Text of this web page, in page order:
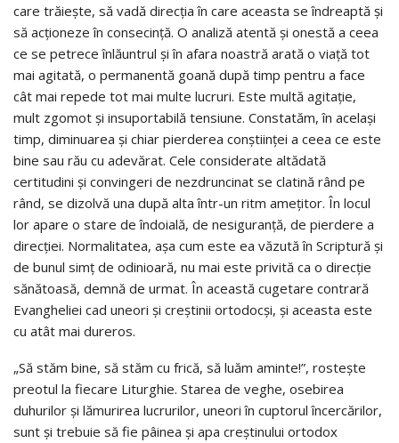
care trăieşte, să vadă direcţia în care aceasta se îndreaptă şi
să acţioneze în consecinţă. O analiză atentă şi onestă a ceea
ce se petrece înlăuntrul şi în afara noastră arată o viaţă tot
mai agitată, o permanentă goană după timp pentru a face
cât mai repede tot mai multe lucruri. Este multă agitaţie,
mult zgomot şi insuportabilă tensiune. Constatăm, în acelaşi
timp, diminuarea şi chiar pierderea conştiinţei a ceea ce este
bine sau rău cu adevărat. Cele considerate altădată
certitudini şi convingeri de nezdruncinat se clatină rând pe
rând, se dizolvă una după alta într-un ritm ameţitor. În locul
lor apare o stare de îndoială, de nesiguranţă, de pierdere a
direcţiei. Normalitatea, aşa cum este ea văzută în Scriptură şi
de bunul simţ de odinioară, nu mai este privită ca o direcţie
sănătoasă, demnă de urmat. În această cugetare contrară
Evangheliei cad uneori şi creştinii ortodocşi, şi aceasta este
cu atât mai dureros.
„Să stăm bine, să stăm cu frică, să luăm aminte!”, rosteşte
preotul la fiecare Liturghie. Starea de veghe, osebirea
duhurilor şi lămurirea lucrurilor, uneori în cuptorul încercărilor,
sunt şi trebuie să fie pâinea şi apa creştinului ortodox